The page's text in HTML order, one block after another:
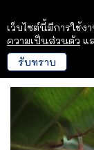
เว็บไซต์นี้มีการใช้ง
ความเป็นส่วนตัว แ
รับทราบ